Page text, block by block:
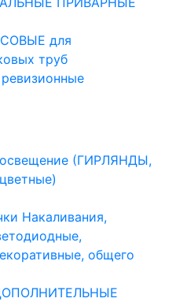
для
труб
(ГИРЛЯНДЫ,
Накаливания,
общего